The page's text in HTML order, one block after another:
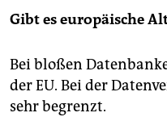
Gibt es europäische
Bei bloßen
der EU. Bei der
sehr begrenzt.